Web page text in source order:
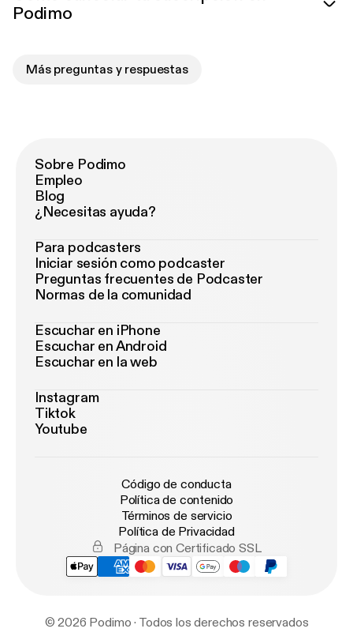
Podimo
Más preguntas y respuestas
Sobre Podimo
Empleo
Blog
¿Necesitas ayuda?
Para podcasters
Iniciar sesión como podcaster
Preguntas frecuentes de Podcaster
Normas de la comunidad
Escuchar en iPhone
Escuchar en Android
Escuchar en la web
Instagram
Tiktok
Youtube
Código de conducta
Política de contenido
Términos de servicio
Política de Privacidad
Página con Certificado SSL
© 2026 Podimo · Todos los derechos reservados